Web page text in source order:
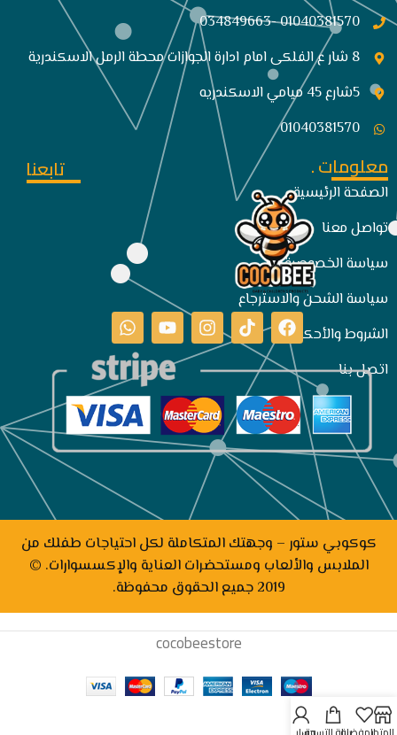
01040381570 -034849663
8 شار ع الفلكى امام ادارة الجوازات محطة الرمل الاسكندرية
5شارع 45 ميامي الاسكندريه
01040381570
معلومات .
الصفحة الرئيسية
تواصل معنا
سياسة الخصوصية
سياسة الشحن والاسترجاع
الشروط والأحكام
اتصل بنا
تابعنا
كوكوبي ستور – وجهتك المتكاملة لكل احتياجات طفلك من
الملابس والألعاب ومستحضرات العناية والإكسسوارات. ©
2019 جميع الحقوق محفوظة.
cocobeestore